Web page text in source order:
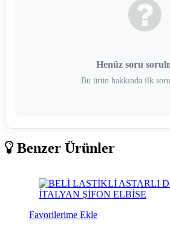
Henüz soru
Bu ürün hakkında ilk
Benzer Ürünler
Favorilerime Ekle